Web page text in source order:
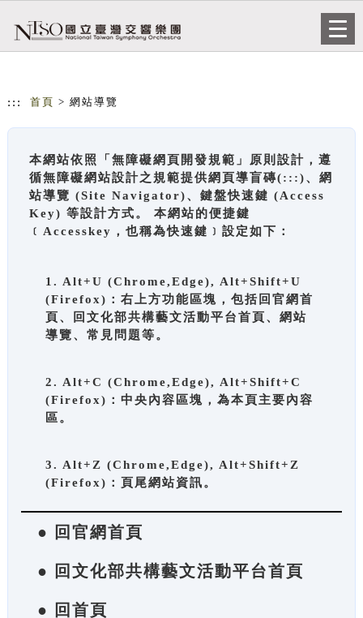
::: 首頁 > 網站導覽
本網站依照「無障礙網頁開發規範」原則設計，遵
循無障礙網站設計之規範提供網頁導盲磚(:::)、網
站導覽 (Site Navigator)、鍵盤快速鍵 (Access
Key) 等設計方式。 本網站的便捷鍵
﹝Accesskey，也稱為快速鍵﹞設定如下：
1. Alt+U (Chrome,Edge), Alt+Shift+U
(Firefox)：右上方功能區塊，包括回官網首
頁、回文化部共構藝文活動平台首頁、網站
導覽、常見問題等。
2. Alt+C (Chrome,Edge), Alt+Shift+C
(Firefox)：中央內容區塊，為本頁主要內容
區。
3. Alt+Z (Chrome,Edge), Alt+Shift+Z
(Firefox)：頁尾網站資訊。
● 回官網首頁
● 回文化部共構藝文活動平台首頁
● 回首頁